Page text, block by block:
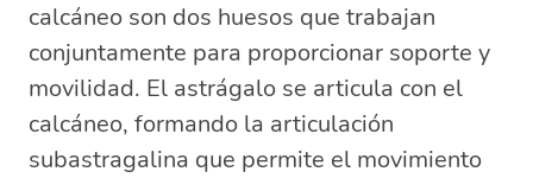
calcáneo son dos huesos que trabajan
conjuntamente para proporcionar soporte y
movilidad. El astrágalo se articula con el
calcáneo, formando la articulación
subastragalina que permite el movimiento